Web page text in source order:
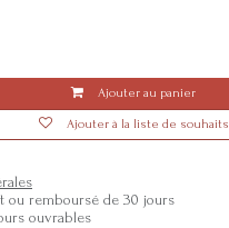
Ajouter au panier
Ajouter à la liste de souhaits
ou remboursé de 30 jours
ouvrables